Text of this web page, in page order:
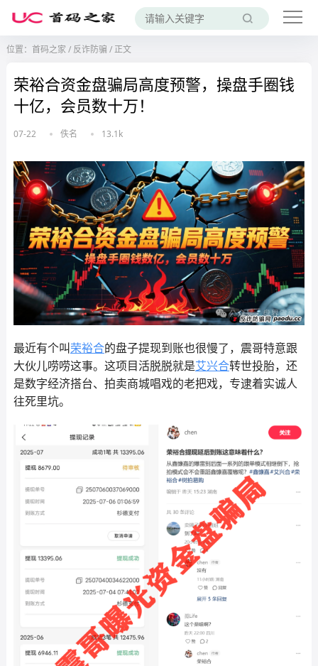
位置： 首码之家 / 反诈防骗 /正文
荣裕合资金盘骗局高度预警，操盘手圈钱
十亿，会员数十万！
07-22 佚名 13.1k
最近有个叫荣裕合的盘子提现到账也很慢了，震哥特意跟
大伙儿唠唠这事。这项目活脱脱就是艾兴合转世投胎，还
是数字经济搭台、拍卖商城唱戏的老把戏，专逮着实诚人
往死里坑。